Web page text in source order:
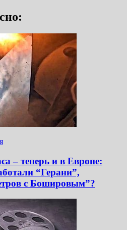
– теперь и в Европе:
“Герани”,
с Бошировым”?